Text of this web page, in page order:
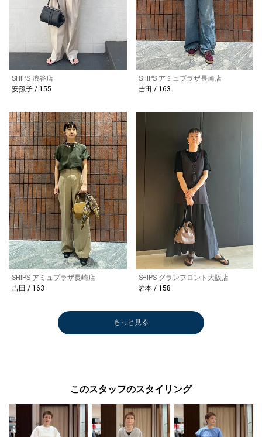
SHIPS 渋谷店
安孫子 / 155
SHIPS アミュプラザ長崎店
吉田 / 163
SHIPS アミュプラザ長崎店
吉田 / 163
SHIPS グランフロント大阪店
本 / 158
もっと見る
このスタッフのスタイリング